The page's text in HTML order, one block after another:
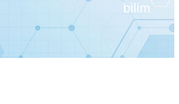
bilim